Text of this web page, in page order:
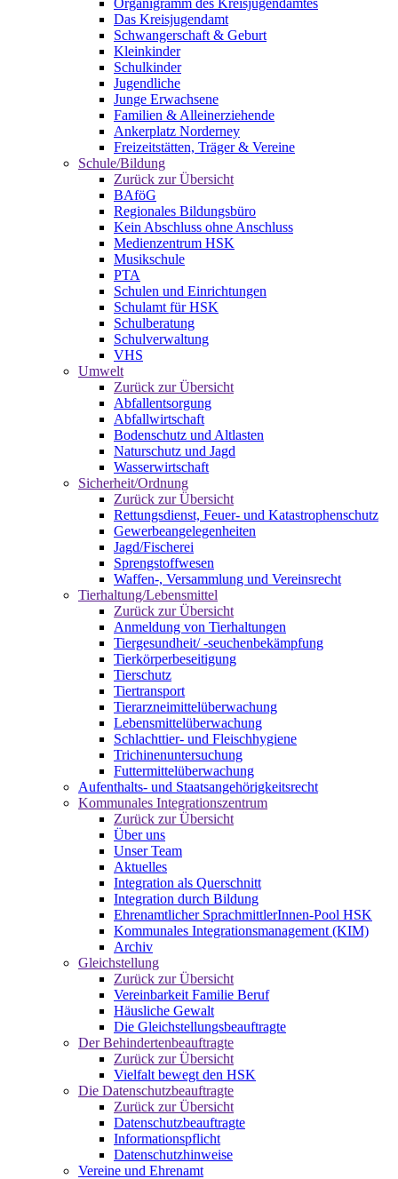
Das Kreisjugendamt
Schwangerschaft & Geburt
Kleinkinder
Schulkinder
Jugendliche
Junge Erwachsene
Familien & Alleinerziehende
Ankerplatz Norderney
Freizeitstätten, Träger & Vereine
Schule/Bildung
Zurück zur Übersicht
BAföG
Regionales Bildungsbüro
Kein Abschluss ohne Anschluss
Medienzentrum HSK
Musikschule
PTA
Schulen und Einrichtungen
Schulamt für HSK
Schulberatung
Schulverwaltung
VHS
Umwelt
Zurück zur Übersicht
Abfallentsorgung
Abfallwirtschaft
Bodenschutz und Altlasten
Naturschutz und Jagd
Wasserwirtschaft
Sicherheit/Ordnung
Zurück zur Übersicht
Rettungsdienst, Feuer- und Katastrophenschutz
Gewerbeangelegenheiten
Jagd/Fischerei
Sprengstoffwesen
Waffen-, Versammlung und Vereinsrecht
Tierhaltung/Lebensmittel
Zurück zur Übersicht
Anmeldung von Tierhaltungen
Tiergesundheit/ -seuchenbekämpfung
Tierkörperbeseitigung
Tierschutz
Tiertransport
Tierarzneimittelüberwachung
Lebensmittelüberwachung
Schlachttier- und Fleischhygiene
Trichinenuntersuchung
Futtermittelüberwachung
Aufenthalts- und Staatsangehörigkeitsrecht
Kommunales Integrationszentrum
Zurück zur Übersicht
Über uns
Unser Team
Aktuelles
Integration als Querschnitt
Integration durch Bildung
Ehrenamtlicher SprachmittlerInnen-Pool HSK
Kommunales Integrationsmanagement (KIM)
Archiv
Gleichstellung
Zurück zur Übersicht
Vereinbarkeit Familie Beruf
Häusliche Gewalt
Die Gleichstellungsbeauftragte
Der Behindertenbeauftragte
Zurück zur Übersicht
Vielfalt bewegt den HSK
Die Datenschutzbeauftragte
Zurück zur Übersicht
Datenschutzbeauftragte
Informationspflicht
Datenschutzhinweise
Vereine und Ehrenamt